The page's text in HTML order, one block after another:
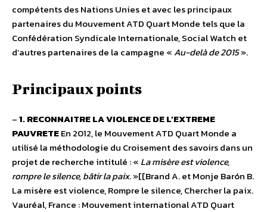
compétents des Nations Unies et avec les principaux
partenaires du Mouvement ATD Quart Monde tels que la
Confédération Syndicale Internationale, Social Watch et
d’autres partenaires de la campagne « Au-delà de 2015».
Principaux points
–1. RECONNAITRE LA VIOLENCE DE L’EXTREME
PAUVRETEEn 2012, le Mouvement ATD Quart Monde a
utilisé la méthodologie du Croisement des savoirs dans un
projet de recherche intitulé : « La misère est violence,
rompre le silence, bâtir la paix. »[[Brand A. et Monje Barón B.
La misère est violence, Rompre le silence, Chercher la paix.
Vauréal, France : Mouvement international ATD Quart